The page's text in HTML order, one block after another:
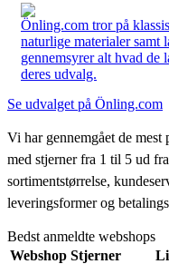
Önling.com tror på
naturlige materialer
gennemsyrer alt hvad de
deres udvalg.
Se udvalget på Önling.com
Vi har gennemgået de
med stjerner fra 1 til 5 ud
sortimentstørrelse,
leveringsformer og
Bedst anmeldte webshops
Webshop Stjerner